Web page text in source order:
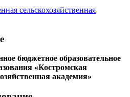
бюджетное образовательное
«Костромская
академия»